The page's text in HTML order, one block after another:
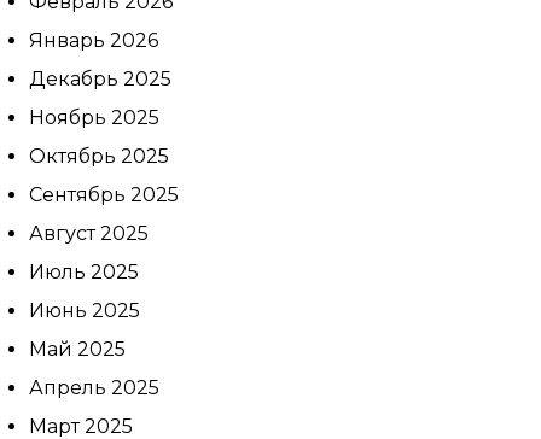
клинику:
Выберите
врача:
время
приёма:
Январь 2026
Декабрь 2025
Ноябрь 2025
Октябрь 2025
Сентябрь 2025
Август 2025
Июль 2025
Июнь 2025
Май 2025
Апрель 2025
Март 2025